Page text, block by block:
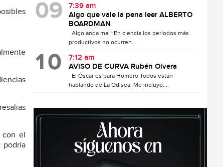
con el
podría
7:39 am
Algo que vale la pena leer ALBERTO
BOARDMAN
Algo anda mal “En ciencia los períodos más
productivos no ocurren...
7:12 am
AVISO DE CURVA Rubén Olvera
El Óscar es para Homero Todos están
hablando de La Odisea. Me incluyo....